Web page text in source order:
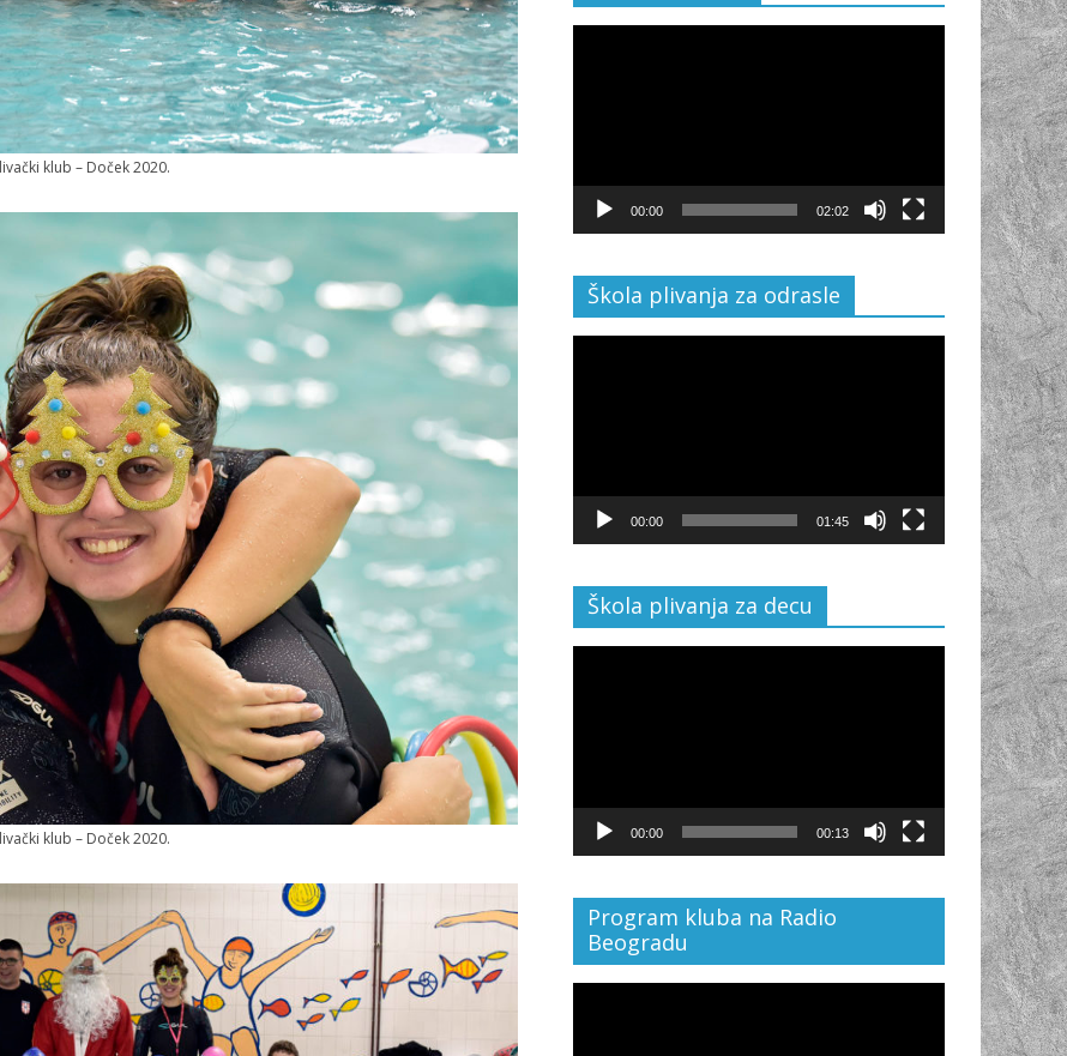
klub – Doček 2020.
klub – Doček 2020.
00:00 02:02
Škola plivanja za odrasle
00:00 01:45
Škola plivanja za decu
00:00 00:13
Program kluba na Radio
Beogradu